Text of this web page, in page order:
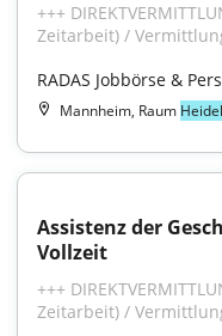
+++
Zeitarbeit) /
RADAS Jobbörse &
Mannheim, Raum
Assistenz der
Vollzeit
+++
Zeitarbeit) /